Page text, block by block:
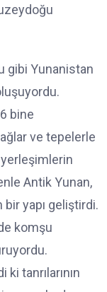
gibi Yunanistan
bine
ve tepelerle
yerleşimlerin
Antik Yunan,
yapı geliştirdi.
komşu
tanrılarının